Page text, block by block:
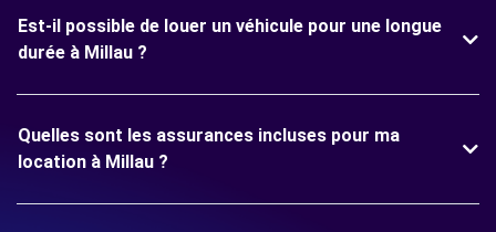
Est-il possible de louer un véhicule pour une longue
durée à Millau ?
Quelles sont les assurances incluses pour ma
location à Millau ?